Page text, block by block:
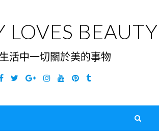
LOVES BEAUTY
活中一切關於美的事物
Facebook
TwitterGoogleInstagramYouTubePinterest
Tumblr